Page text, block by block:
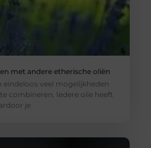
met andere etherische oliën
eindeloos veel mogelijkheden
combineren. Iedere olie heeft
je